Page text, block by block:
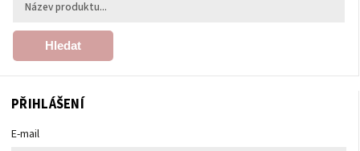
Hledat
PŘIHLÁŠENÍ
E-mail